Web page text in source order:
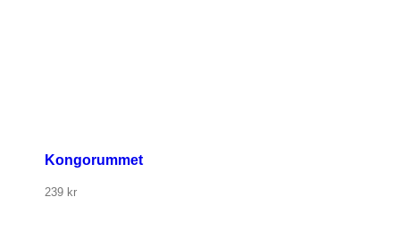
Kongorummet
239 kr